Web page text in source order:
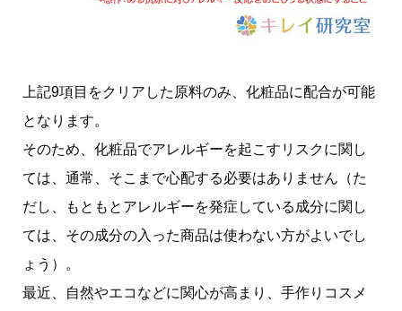
上記9項目をクリアした原料のみ、化粧品に配合が可能
となります。
そのため、化粧品でアレルギーを起こすリスクに関し
ては、通常、そこまで心配する必要はありません（た
だし、もともとアレルギーを発症している成分に関し
ては、その成分の入った商品は使わない方がよいでし
ょう）。
最近、自然やエコなどに関心が高まり、手作りコスメ